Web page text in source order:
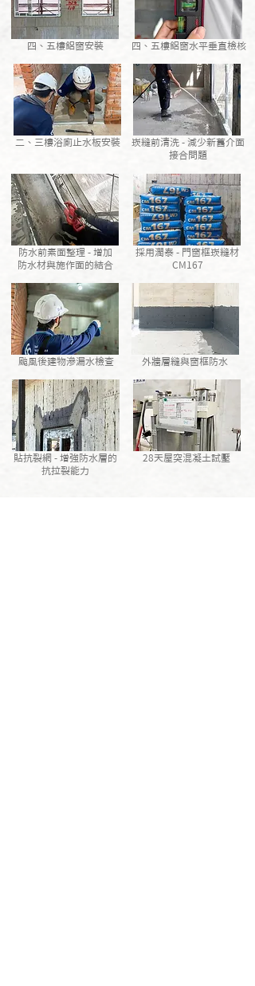
四、五樓鋁窗安裝
二、三樓浴廁止水板安裝
防水前素面整理 - 增加
防水材與施作面的結合
颱風後建物滲漏水檢查
貼抗裂網 - 增強防水層的
抗拉裂能力
四、五樓鋁窗水平垂直檢核
崁縫前清洗 - 減少新舊介面
接合問題
採用潤泰 - 門窗框崁縫材
CM167
外牆層縫與窗框防水
28天屋突混凝土試壓